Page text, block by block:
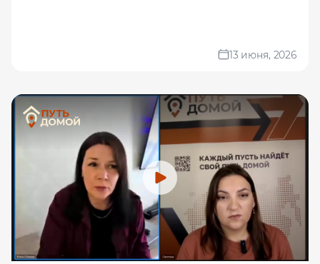
13 июня, 2026